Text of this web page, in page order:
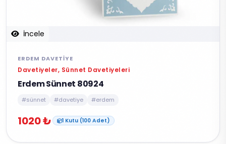
İncele
ERDEM DAVETIYE
Davetiyeler, Sünnet Davetiyeleri
Erdem Sünnet 80924
#sünnet #davetiye #erdem
1020 ₺ 1 Kutu (100 Adet)